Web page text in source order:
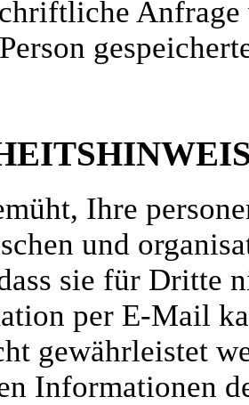
Anfrage
Ihre
und
sie für Dritte
per E-Mail
gewährleistet
Informationen